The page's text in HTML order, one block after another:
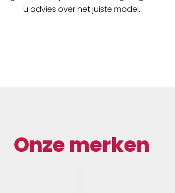
u advies over het juiste model.
Onze merken